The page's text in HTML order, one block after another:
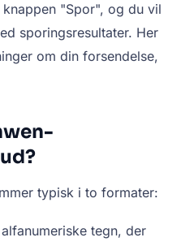
"Spor", og du vil
sporingsresultater. Her
om din forsendelse,
typisk i to formater:
tegn, der